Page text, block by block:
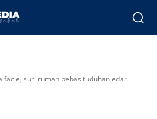
facie, suri rumah bebas tuduhan edar